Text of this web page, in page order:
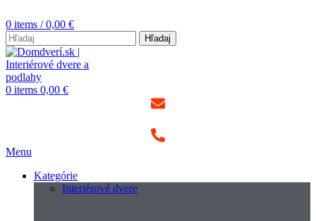
0 items / 0,00 €
Hľadaj
0 items 0,00 €
Menu
Kategórie
Interiérové dvere